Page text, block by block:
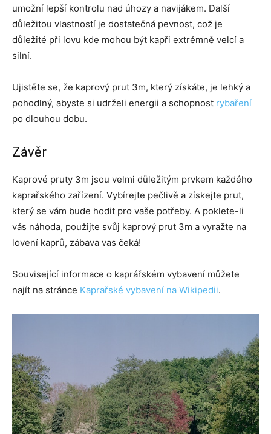
umožní lepší kontrolu nad úhozy a navijákem. Další
důležitou vlastností je dostatečná pevnost, což je
důležité při lovu kde mohou být kapři extrémně velcí a
silní.
Ujistěte se, že kaprový prut 3m, který získáte, je lehký a
pohodlný, abyste si udrželi energii a schopnost rybaření
po dlouhou dobu.
Závěr
Kaprové pruty 3m jsou velmi důležitým prvkem každého
kaprařského zařízení. Vybírejte pečlivě a získejte prut,
který se vám bude hodit pro vaše potřeby. A poklete-li
vás náhoda, použijte svůj kaprový prut 3m a vyražte na
lovení kaprů, zábava vas čeká!
Související informace o kaprářském vybavení můžete
najít na stránce Kaprařské vybavení na Wikipedii.